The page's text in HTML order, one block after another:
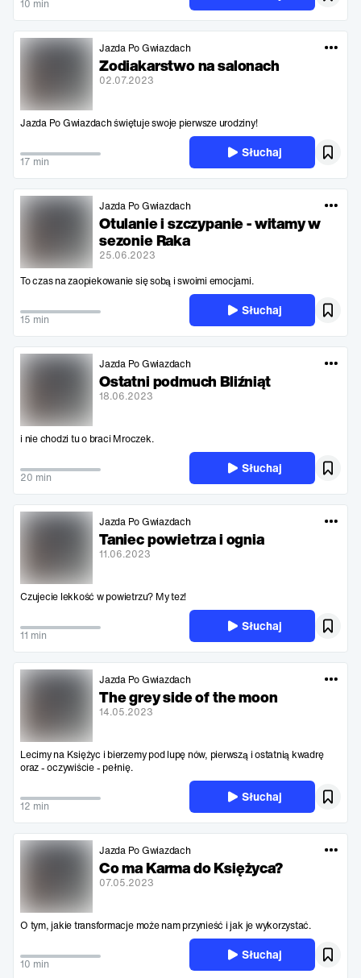
10 min
Jazda Po Gwiazdach
Zodiakarstwo na salonach
02.07.2023
Jazda Po Gwiazdach świętuje swoje pierwsze urodziny!
17 min
Słuchaj
Jazda Po Gwiazdach
Otulanie i szczypanie - witamy w
sezonie Raka
25.06.2023
To czas na zaopiekowanie się sobą i swoimi emocjami.
15 min
Słuchaj
Jazda Po Gwiazdach
Ostatni podmuch Bliźniąt
18.06.2023
i nie chodzi tu o braci Mroczek.
20 min
Słuchaj
Jazda Po Gwiazdach
Taniec powietrza i ognia
11.06.2023
Czujecie lekkość w powietrzu? My tez!
11 min
Słuchaj
Jazda Po Gwiazdach
The grey side of the moon
14.05.2023
Lecimy na Księżyc i bierzemy pod lupę nów, pierwszą i ostatnią kwadrę
oraz - oczywiście - pełnię.
12 min
Słuchaj
Jazda Po Gwiazdach
Co ma Karma do Księżyca?
07.05.2023
O tym, jakie transformacje może nam przynieść i jak je wykorzystać.
10 min
Słuchaj